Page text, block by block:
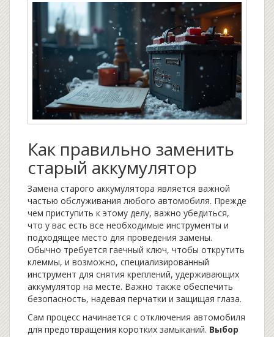
Как правильно заменить
старый аккумулятор
Замена старого аккумулятора является важной
частью обслуживания любого автомобиля. Прежде
чем приступить к этому делу, важно убедиться,
что у вас есть все необходимые инструменты и
подходящее место для проведения замены.
Обычно требуется гаечный ключ, чтобы открутить
клеммы, и возможно, специализированный
инструмент для снятия креплений, удерживающих
аккумулятор на месте. Важно также обеспечить
безопасность, надевая перчатки и защищая глаза.
Сам процесс начинается с отключения автомобиля
для предотвращения коротких замыканий. Выбор